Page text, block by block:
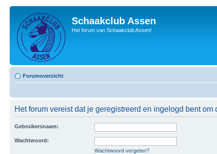
Schaakclub Assen
Het forum van Schaakclub Assen!
Forumoverzicht
Het forum vereist dat je geregistreerd en ingelogd bent
Gebruikersnaam:
Wachtwoord:
Wachtwoord vergeten?